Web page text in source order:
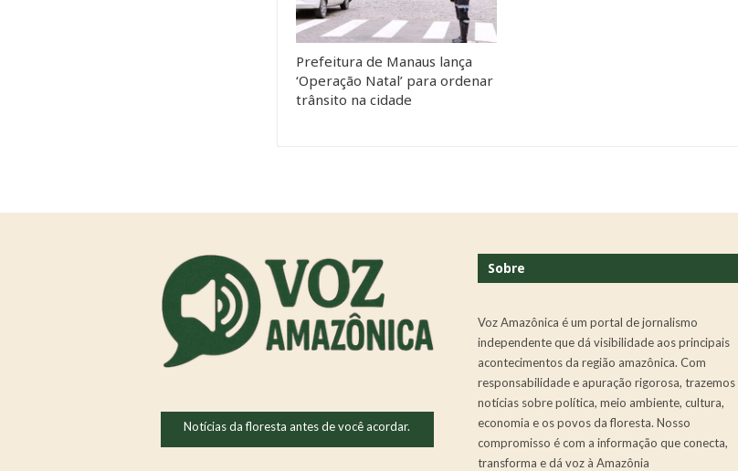
Prefeitura de Manaus lança
‘Operação Natal’ para ordenar
trânsito na cidade
Notícias da floresta antes de você acordar.
Sobre
Voz Amazônica é um portal de jornalismo
independente que dá visibilidade aos principais
acontecimentos da região amazônica. Com
responsabilidade e apuração rigorosa, trazemos
notícias sobre política, meio ambiente, cultura,
economia e os povos da floresta. Nosso
compromisso é com a informação que conecta,
transforma e dá voz à Amazônia